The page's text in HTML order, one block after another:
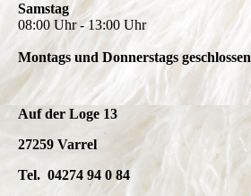
Samstag
08:00 Uhr - 13:00 Uhr
Montags und Donnerstags geschlossen
Auf der Loge 13
27259 Varrel
Tel. 04274 94 0 84